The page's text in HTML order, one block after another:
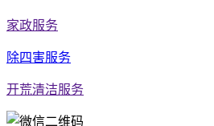
家政服务
除四害服务
开荒清洁服务